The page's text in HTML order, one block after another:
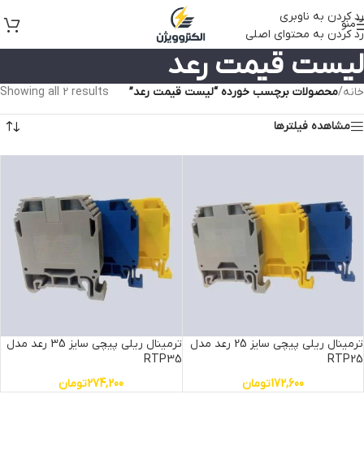
رد کردن به ناوبری
رد کردن به محتوای اصلی
منو
لیست قیمت رعد
خانه/محصولات برچسب خورده “لیست قیمت رعد” Showing all 2 results
مشاهده فیلترها
ترمینال ریلی پیچی سایز 25 رعد مدل
RTP25
172,600تومان
ترمینال ریلی پیچی سایز 35 رعد مدل
RTP35
274,200تومان